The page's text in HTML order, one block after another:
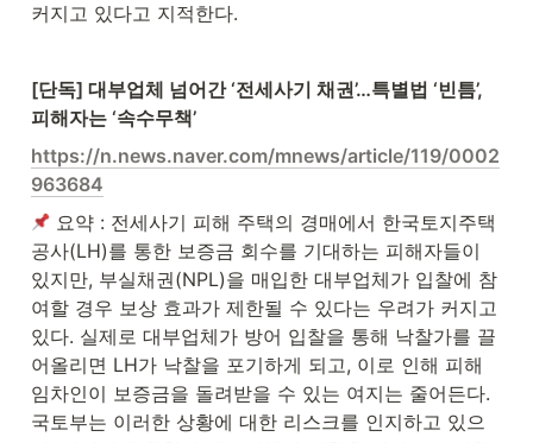
커지고 있다고 지적한다.
[단독] 대부업체 넘어간 ‘전세사기 채권’…특별법 ‘빈틈’,
피해자는 ‘속수무책’
https://n.news.naver.com/mnews/article/119/0002
963684
요약 : 전세사기 피해 주택의 경매에서 한국토지주택
공사(LH)를 통한 보증금 회수를 기대하는 피해자들이
있지만, 부실채권(NPL)을 매입한 대부업체가 입찰에 참
여할 경우 보상 효과가 제한될 수 있다는 우려가 커지고
있다. 실제로 대부업체가 방어 입찰을 통해 낙찰가를 끌
어올리면 LH가 낙찰을 포기하게 되고, 이로 인해 피해
임차인이 보증금을 돌려받을 수 있는 여지는 줄어든다.
국토부는 이러한 상황에 대한 리스크를 인지하고 있으